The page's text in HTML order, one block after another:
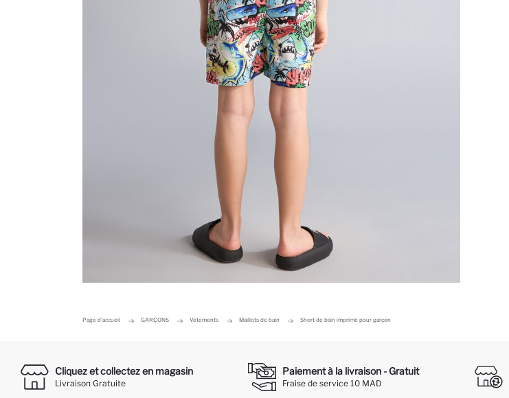
Page d'accueil GARÇONS Vêtements Maillots de bain Short de bain imprimé pour garçon
Cliquez et collectez en magasin
Livraison Gratuite
Paiement à la livraison - Gratuit
Fraise de service 10 MAD